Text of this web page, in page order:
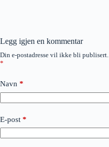
Legg igjen en kommentar
Din e-postadresse vil ikke bli publisert.
*
Navn *
E-post *